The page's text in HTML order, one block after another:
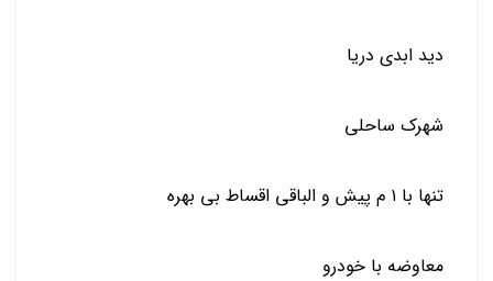
دید ابدی دریا
شهرک ساحلی
تنها با ۱ م پیش و الباقی اقساط بی بهره
معاوضه با خودرو